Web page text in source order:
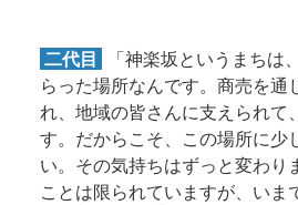
二代目
「神楽坂というまちは
らった場所なんです。商売を通
れ、地域の皆さんに支えられて
す。だからこそ、この場所に少
い。その気持ちはずっと変わり
ことは限られていますが、いま